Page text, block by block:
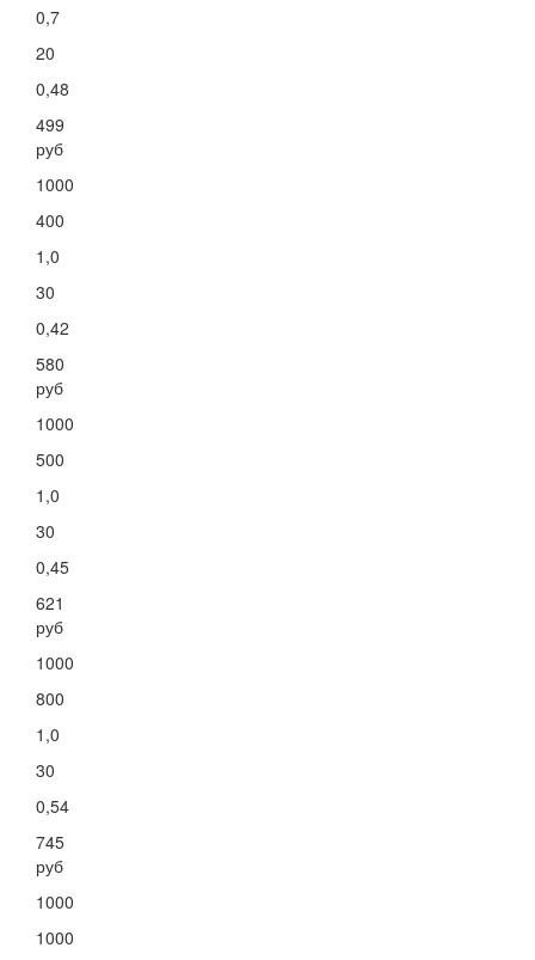
0,7
20
0,48
499
руб
1000
400
1,0
30
0,42
580
руб
1000
500
1,0
30
0,45
621
руб
1000
800
1,0
30
0,54
745
руб
1000
1000